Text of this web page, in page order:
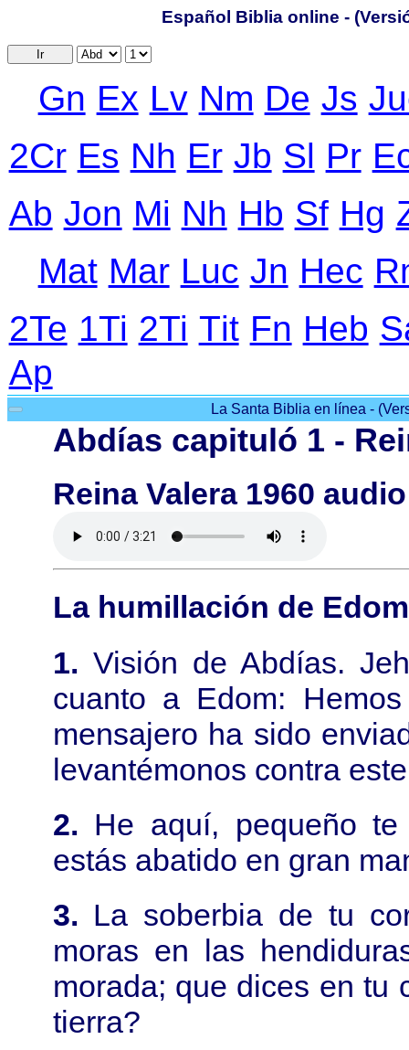
Español Biblia online -
Ir
Gn Ex Lv Nm De Js
2Cr Еs Nh Еr Jb Sl Pr
Ab Jon Mi Nh Hb Sf Hg
Mat Mar Luc Jn Hec
2Te 1Ti 2Ti Тit Fn Heb
Ap
La Santa Biblia en línea -
Abdías capituló 1 -
Reina Valera 1960
La humillación de Edom
1. Visión de Abdías.
cuanto a Edom:
mensajero ha sido
levantémonos contra
2. He aquí, pequeño
estás abatido en gran
3. La soberbia de tu
moras en las
morada; que dices en tu
tierra?